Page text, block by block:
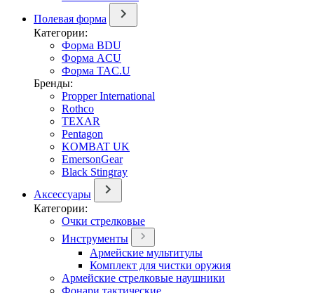
Полевая форма
Категории:
Форма BDU
Форма ACU
Форма TAC.U
Бренды:
Propper International
Rothco
TEXAR
Pentagon
KOMBAT UK
EmersonGear
Black Stingray
Аксессуары
Категории:
Очки стрелковые
Инструменты
Армейские мультитулы
Комплект для чистки оружия
Армейские стрелковые наушники
Фонари тактические